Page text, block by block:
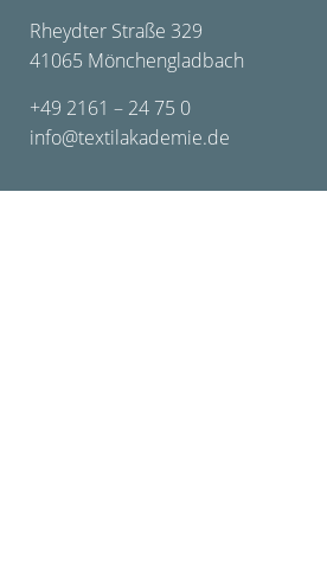
Rheydter Straße 329
41065 Mönchengladbach
+49 2161 – 24 75 0
info@textilakademie.de